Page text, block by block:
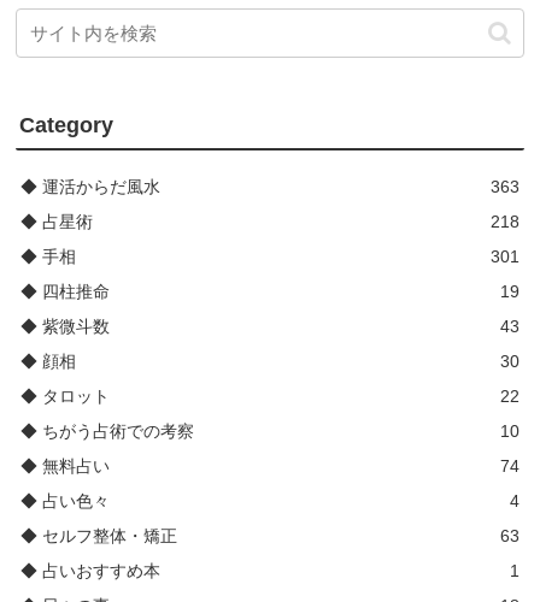
Category
◆ 運活からだ風水
363
◆ 占星術
218
◆ 手相
301
◆ 四柱推命
19
◆ 紫微斗数
43
◆ 顔相
30
◆ タロット
22
◆ ちがう占術での考察
10
◆ 無料占い
74
◆ 占い色々
4
◆ セルフ整体・矯正
63
◆ 占いおすすめ本
1